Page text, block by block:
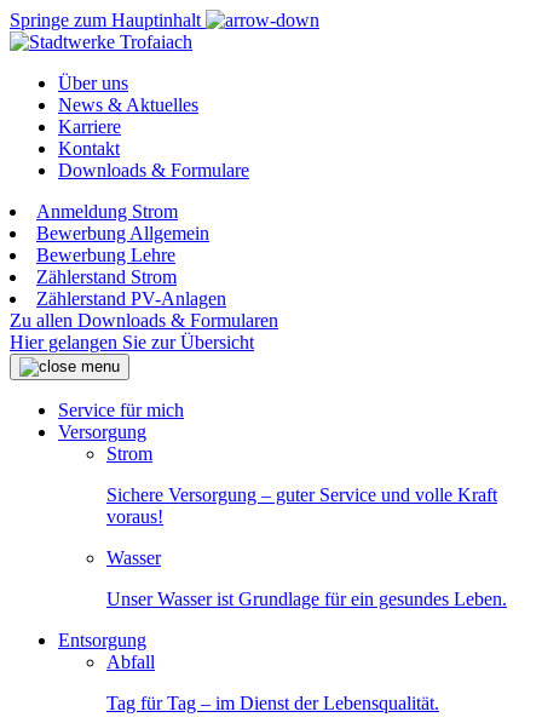
Springe zum Hauptinhalt
Über uns
News & Aktuelles
Karriere
Kontakt
Downloads & Formulare
Anmeldung Strom
Bewerbung Allgemein
Bewerbung Lehre
Zählerstand Strom
Zählerstand PV-Anlagen
Zu allen Downloads & Formularen
Hier gelangen Sie zur Übersicht
Service für mich
Versorgung
Strom
Sichere Versorgung – guter Service und volle Kraft
voraus!
Wasser
Unser Wasser ist Grundlage für ein gesundes Leben.
Entsorgung
Abfall
Tag für Tag – im Dienst der Lebensqualität.